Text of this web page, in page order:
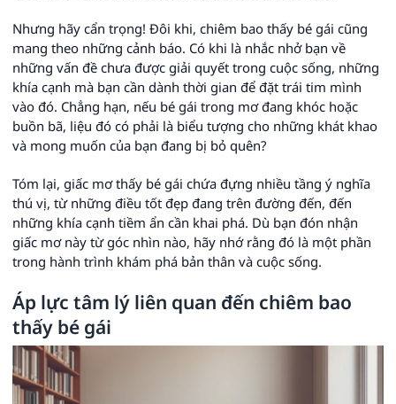
Nhưng hãy cẩn trọng! Đôi khi, chiêm bao thấy bé gái cũng
mang theo những cảnh báo. Có khi là nhắc nhở bạn về
những vấn đề chưa được giải quyết trong cuộc sống, những
khía cạnh mà bạn cần dành thời gian để đặt trái tim mình
vào đó. Chẳng hạn, nếu bé gái trong mơ đang khóc hoặc
buồn bã, liệu đó có phải là biểu tượng cho những khát khao
và mong muốn của bạn đang bị bỏ quên?
Tóm lại, giấc mơ thấy bé gái chứa đựng nhiều tầng ý nghĩa
thú vị, từ những điều tốt đẹp đang trên đường đến, đến
những khía cạnh tiềm ẩn cần khai phá. Dù bạn đón nhận
giấc mơ này từ góc nhìn nào, hãy nhớ rằng đó là một phần
trong hành trình khám phá bản thân và cuộc sống.
Áp lực tâm lý liên quan đến chiêm bao
thấy bé gái